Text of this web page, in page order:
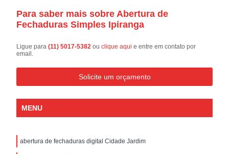
Para saber mais sobre Abertura de
Fechaduras Simples Ipiranga
Ligue para(11) 5017-5382ouclique aqui e entre em contato por
email.
Solicite um orçamento
MENU
abertura de fechaduras digital Cidade Jardim